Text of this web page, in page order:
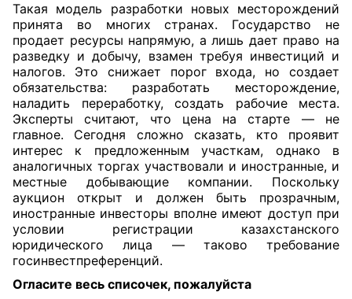
Такая модель разработки новых месторождений
принята во многих странах. Государство не
продает ресурсы напрямую, а лишь дает право на
разведку и добычу, взамен требуя инвестиций и
налогов. Это снижает порог входа, но создает
обязательства: разработать месторождение,
наладить переработку, создать рабочие места.
Эксперты считают, что цена на старте — не
главное. Сегодня сложно сказать, кто проявит
интерес к предложенным участкам, однако в
аналогичных торгах участвовали и иностранные, и
местные добывающие компании. Поскольку
аукцион открыт и должен быть прозрачным,
иностранные инвесторы вполне имеют доступ при
условии регистрации казахстанского
юридического лица — таково требование
госинвестпреференций.
Огласите весь списочек, пожалуйста